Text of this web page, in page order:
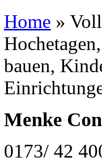
Home »
bauen,
Menke
0173/ 42